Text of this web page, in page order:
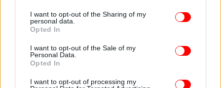
not limited to your visit or usage behaviour. You may click to
grant or deny consent to Google and its third-party tags to
use your data for below specified purposes in below Google
consent section.
I want to opt-out of the Sharing of my
personal data.
Opted In
I want to opt-out of the Sale of my
Personal Data.
Opted In
I want to opt-out of processing my